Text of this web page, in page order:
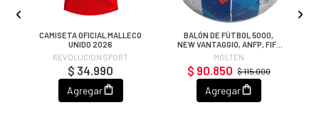
CAMISETA OFICIAL MALLECO
UNIDO 2026
REVOLUCION SPORT
$ 34.990
Agregar
BALÓN DE FÚTBOL 5000,
NEW VANTAGGIO, ANFP, FIFA
PRO
MOLTEN
$ 115.000
$ 90.850
Agregar